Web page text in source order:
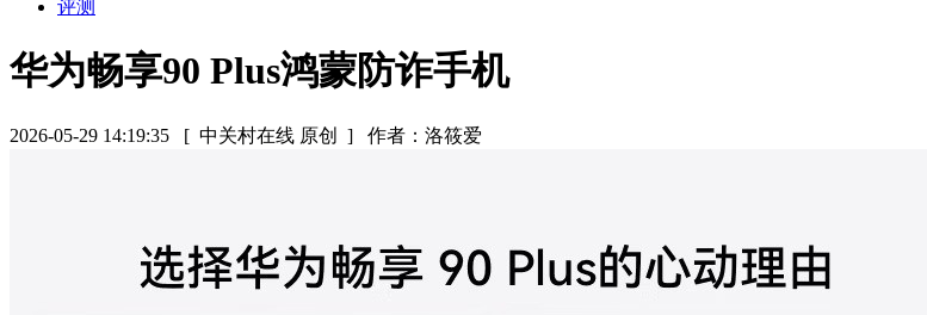
评测
华为畅享90 Plus鸿蒙防诈手机
2026-05-29 14:19:35 [ 中关村在线 原创 ] 作者：洛筱爱